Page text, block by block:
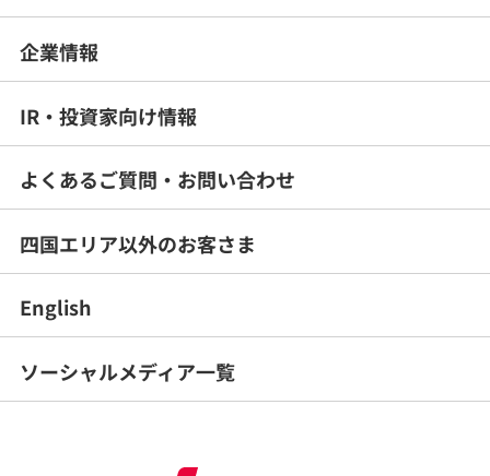
企業情報
IR・投資家向け情報
よくあるご質問・ お問い合わせ
四国エリア以外のお客さま
English
ソーシャルメディア一覧